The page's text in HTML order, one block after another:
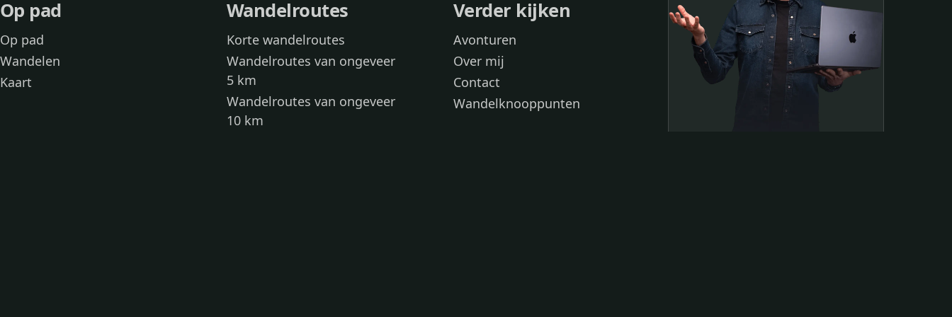
Op pad
Op pad
Wandelen
Kaart
Wandelroutes
Korte wandelroutes
Wandelroutes van ongeveer
5 km
Wandelroutes van ongeveer
10 km
Verder kijken
Avonturen
Over mij
Contact
Wandelknooppunten